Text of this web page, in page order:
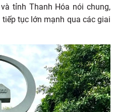
tỉnh Thanh Hóa nói chung,
tục lớn mạnh qua các giai